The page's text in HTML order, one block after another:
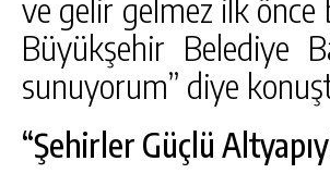
ve gelir gelmez ilk önce
Büyükşehir Belediye
sunuyorum” diye
“Şehirler Güçlü